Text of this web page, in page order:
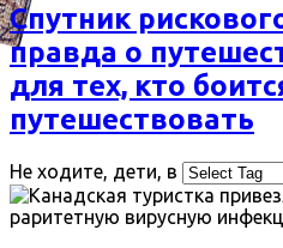
Спутник
правда о
для тех, кто
путешествовать
Не ходите, дети, в